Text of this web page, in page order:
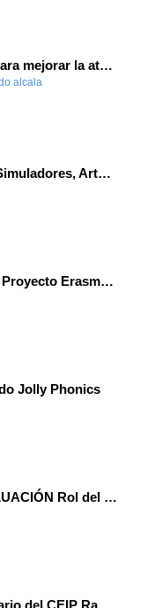
Estrategias de aula para mejorar la atención y la gestión emocional
alcala
Memoría Seminario Simuladores, Arte y Modelización con Geogebra
Proceso elaboración Proyecto Erasmus+ para CEPA
Jolly Phonics
GUÍA DE AUTOEVALUACIÓN Rol del personal educador como acompañantes del juego